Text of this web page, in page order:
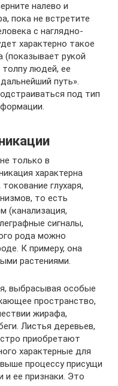
налево и
пока не встретите
с наглядно-
характерно такое
(показывает рукой
толпу людей, ее
путь».
под тип
только в
характерна
глухаря,
то есть
(канализация,
сигналы,
рода можно
К примеру, она
растениями.
выбрасывая особые
пространство,
жирафа,
Листья деревьев,
приобретают
характерные для
процессу присущи
и ее признаки. Это